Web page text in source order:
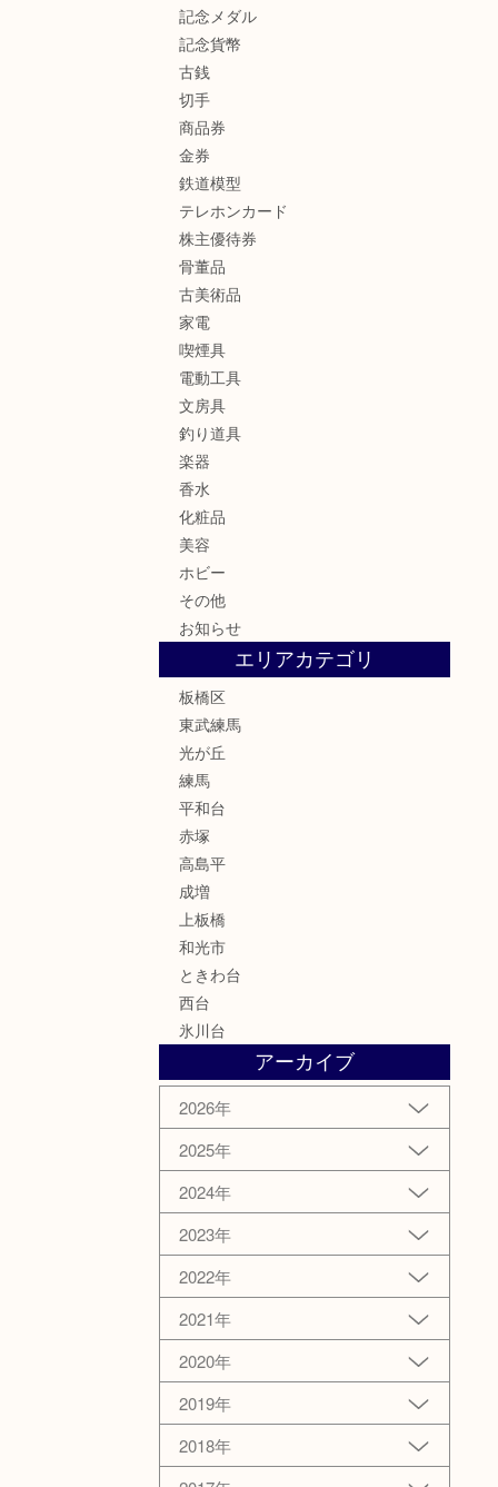
記念メダル
記念貨幣
古銭
切手
商品券
金券
鉄道模型
テレホンカード
株主優待券
骨董品
古美術品
家電
喫煙具
電動工具
文房具
釣り道具
楽器
香水
化粧品
美容
ホビー
その他
お知らせ
エリアカテゴリ
板橋区
東武練馬
光が丘
練馬
平和台
赤塚
高島平
成増
上板橋
和光市
ときわ台
西台
氷川台
アーカイブ
2026年
2025年
2024年
2023年
2022年
2021年
2020年
2019年
2018年